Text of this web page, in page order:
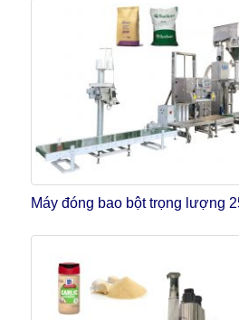
Máy đóng bao bột trọng lượng